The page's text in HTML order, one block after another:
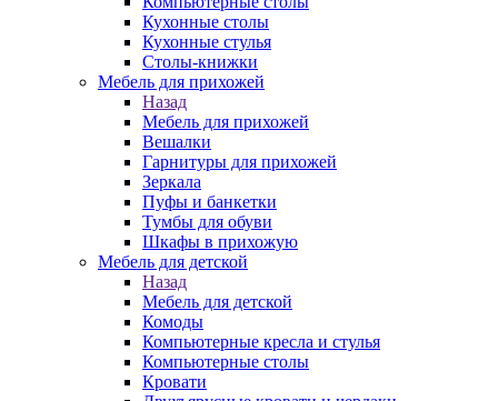
Кухонные столы
Кухонные стулья
Столы-книжки
Мебель для прихожей
Назад
Мебель для прихожей
Вешалки
Гарнитуры для прихожей
Зеркала
Пуфы и банкетки
Тумбы для обуви
Шкафы в прихожую
Мебель для детской
Назад
Мебель для детской
Комоды
Компьютерные кресла и стулья
Компьютерные столы
Кровати